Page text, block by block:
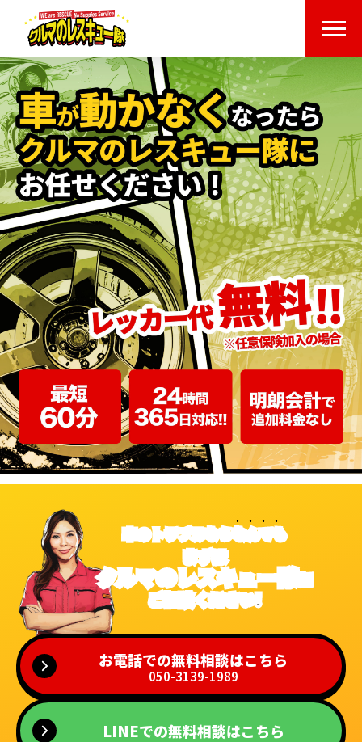
車のトラブルならなんでも
まずは
クルマのレスキュー隊
に
ご相談ください!
お電話での無料相談はこちら
050-3139-1989
LINEでの無料相談はこちら